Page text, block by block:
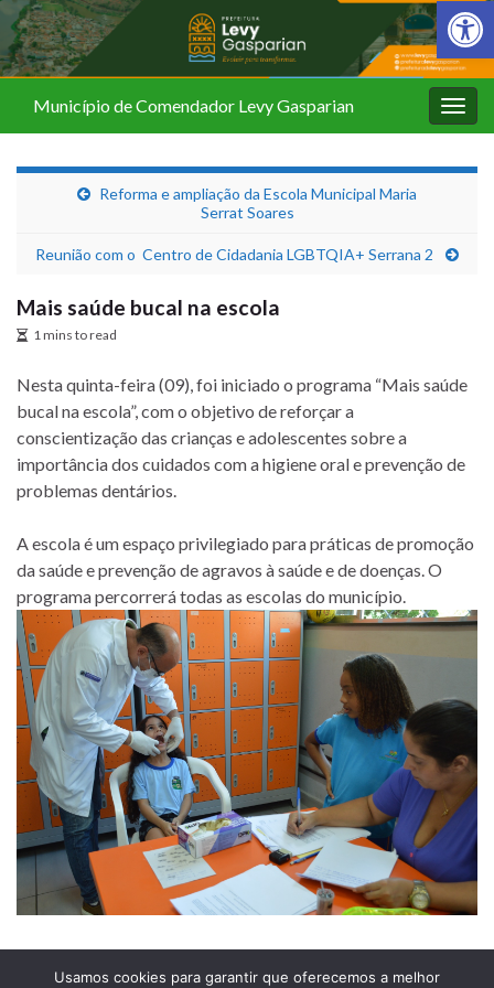
Barra de
Município de Comendador Levy Gasparian
Reforma e ampliação da Escola Municipal Maria
Serrat Soares
Reunião com o Centro de Cidadania LGBTQIA+ Serrana 2
Mais saúde bucal na escola
1 mins to read
Nesta quinta-feira (09), foi iniciado o programa “Mais saúde
bucal na escola”, com o objetivo de reforçar a
conscientização das crianças e adolescentes sobre a
importância dos cuidados com a higiene oral e prevenção de
problemas dentários.
A escola é um espaço privilegiado para práticas de promoção
da saúde e prevenção de agravos à saúde e de doenças. O
programa percorrerá todas as escolas do município.
Usamos cookies para garantir que oferecemos a melhor